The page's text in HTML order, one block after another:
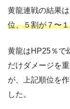
黄龍連戦の結果は
位、５割が７〜
黄龍はHP25％で
だけダメージを
が、上記順位を
した。